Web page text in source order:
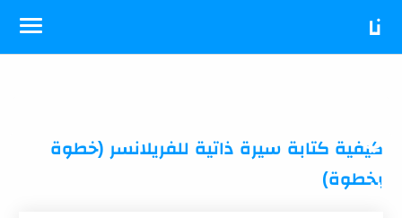
نا
ي
ال
كيفية كتابة سيرة ذاتية للفريلانسر (خطوة
بخطوة)